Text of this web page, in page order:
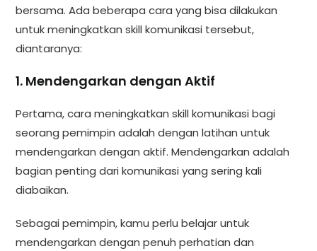
bersama. Ada beberapa cara yang bisa dilakukan
untuk meningkatkan skill komunikasi tersebut,
diantaranya:
1. Mendengarkan dengan Aktif
Pertama, cara meningkatkan skill komunikasi bagi
seorang pemimpin adalah dengan latihan untuk
mendengarkan dengan aktif. Mendengarkan adalah
bagian penting dari komunikasi yang sering kali
diabaikan.
Sebagai pemimpin, kamu perlu belajar untuk
mendengarkan dengan penuh perhatian dan